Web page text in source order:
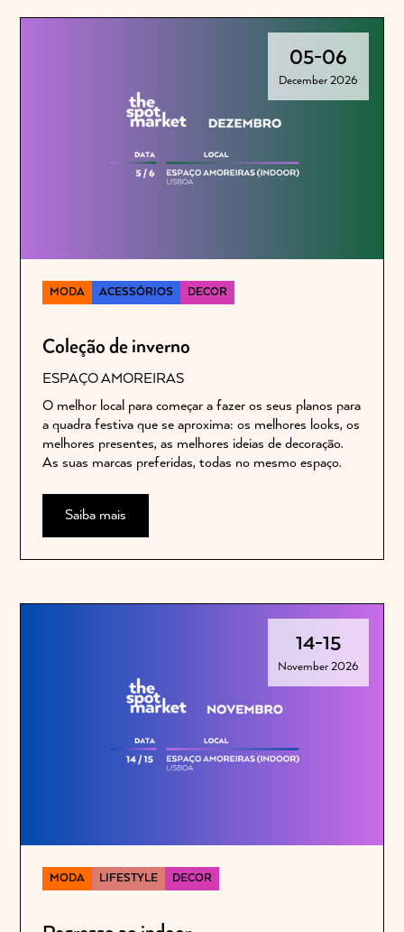
05-06
December 2026
MODA ACESSÓRIOS DECOR
Coleção de inverno
ESPAÇO AMOREIRAS
O melhor local para começar a fazer os seus planos para
a quadra festiva que se aproxima: os melhores looks, os
melhores presentes, as melhores ideias de decoração.
As suas marcas preferidas, todas no mesmo espaço.
Saiba mais
14-15
November 2026
MODA LIFESTYLE DECOR